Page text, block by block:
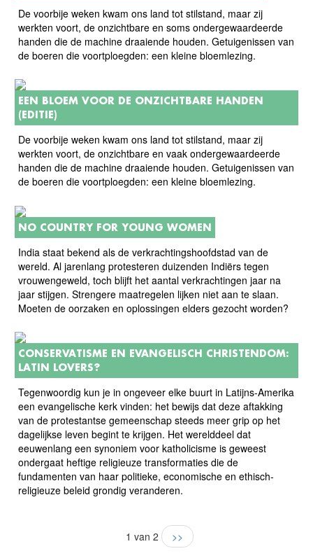
De voorbije weken kwam ons land tot stilstand, maar zij
werkten voort, de onzichtbare en soms ondergewaardeerde
handen die de machine draaiende houden. Getuigenissen van
de boeren die voortploegden: een kleine bloemlezing.
EEN BLOEM VOOR DE ONZICHTBARE HANDEN
(EDITIE)
De voorbije weken kwam ons land tot stilstand, maar zij
werkten voort, de onzichtbare en vaak ondergewaardeerde
handen die de machine draaiende houden. Getuigenissen van
de boeren die voortploegden: een kleine bloemlezing.
NO COUNTRY FOR YOUNG WOMEN
India staat bekend als de verkrachtingshoofdstad van de
wereld. Al jarenlang protesteren duizenden Indiërs tegen
vrouwengeweld, toch blijft het aantal verkrachtingen jaar na
jaar stijgen. Strengere maatregelen lijken niet aan te slaan.
Moeten de oorzaken en oplossingen elders gezocht worden?
CONSERVATISME EN EVANGELISCH CHRISTENDOM:
LATIN LOVERS?
Tegenwoordig kun je in ongeveer elke buurt in Latijns-Amerika
een evangelische kerk vinden: het bewijs dat deze aftakking
van de protestantse gemeenschap steeds meer grip op het
dagelijkse leven begint te krijgen. Het werelddeel dat
eeuwenlang een synoniem voor katholicisme is geweest
ondergaat heftige religieuze transformaties die de
fundamenten van haar politieke, economische en ethisch-
religieuze beleid grondig veranderen.
1 van 2 >>